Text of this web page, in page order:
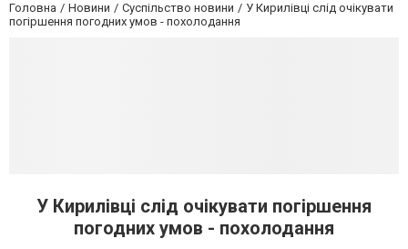
Головна Новини Суспільство новини
У Кирилівці слід очікувати
погіршення погодних умов - похолодання
У Кирилівці слід очікувати погіршення
погодних умов - похолодання